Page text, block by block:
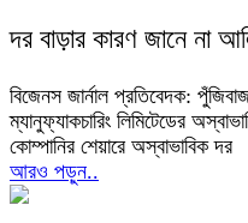
দর বাড়ার কারণ জানে না
বিজেনস জার্নাল প্রতিবেদক:
ম্যানুফ্যাকচারিং লিমিটেডের
কোম্পানির শেয়ারে অস্বাভাবিক দর
আরও পড়ুন..